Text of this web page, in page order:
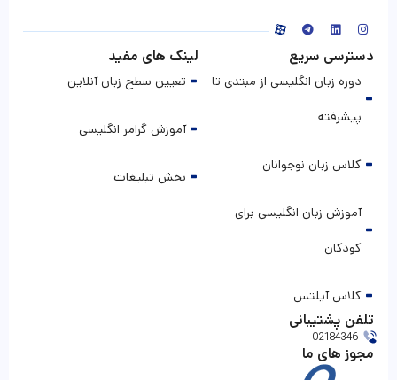
دسترسی سریع
دوره زبان انگلیسی از مبتدی تا
پیشرفته
کلاس زبان نوجوانان
آموزش زبان انگلیسی برای
کودکان
کلاس آیلتس
لینک های مفید
تعیین سطح زبان آنلاین
آموزش گرامر انگلیسی
بخش تبلیغات
تلفن پشتیبانی
02184346
مجوز های ما